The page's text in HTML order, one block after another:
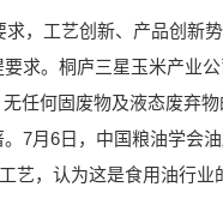
工艺创新、产品创新
求。桐庐三星玉米产业
任何固废物及液态废弃
月6日，中国粮油学会
艺，认为这是食用油行